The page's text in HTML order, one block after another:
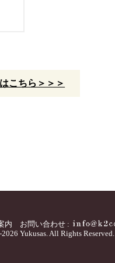
こちら＞＞＞
内
お問い合わせ :
Yukusas. All Rights Reserved.